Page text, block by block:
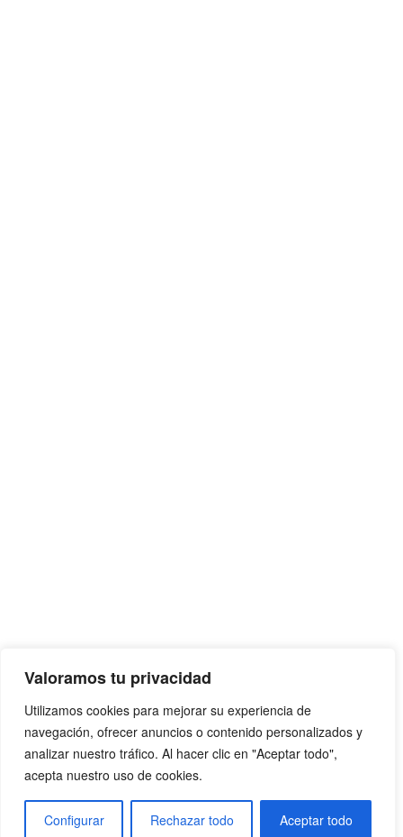
Valoramos tu privacidad
Utilizamos cookies para mejorar su experiencia de
navegación, ofrecer anuncios o contenido personalizados y
analizar nuestro tráfico. Al hacer clic en "Aceptar todo",
acepta nuestro uso de cookies.
Configurar Rechazar todo Aceptar todo